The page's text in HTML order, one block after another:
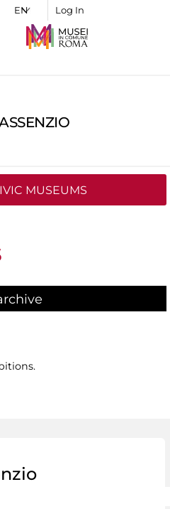
Log In
MUSEUMS